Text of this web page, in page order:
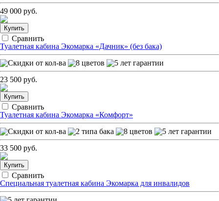
49 000 руб.
Купить
Сравнить
Туалетная кабина Экомарка «Дачник» (без бака)
23 500 руб.
Купить
Сравнить
Туалетная кабина Экомарка «Комфорт»
33 500 руб.
Купить
Сравнить
Специальная туалетная кабина Экомарка для инвалидов